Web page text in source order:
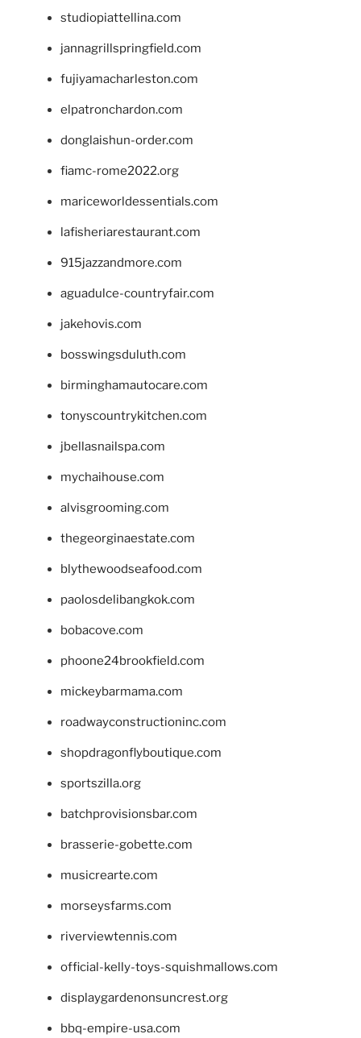
studiopiattellina.com
jannagrillspringfield.com
fujiyamacharleston.com
elpatronchardon.com
donglaishun-order.com
fiamc-rome2022.org
mariceworldessentials.com
lafisheriarestaurant.com
915jazzandmore.com
aguadulce-countryfair.com
jakehovis.com
bosswingsduluth.com
birminghamautocare.com
tonyscountrykitchen.com
jbellasnailspa.com
mychaihouse.com
alvisgrooming.com
thegeorginaestate.com
blythewoodseafood.com
paolosdelibangkok.com
bobacove.com
phoone24brookfield.com
mickeybarmama.com
roadwayconstructioninc.com
shopdragonflyboutique.com
sportszilla.org
batchprovisionsbar.com
brasserie-gobette.com
musicrearte.com
morseysfarms.com
riverviewtennis.com
official-kelly-toys-squishmallows.com
displaygardenonsuncrest.org
bbq-empire-usa.com